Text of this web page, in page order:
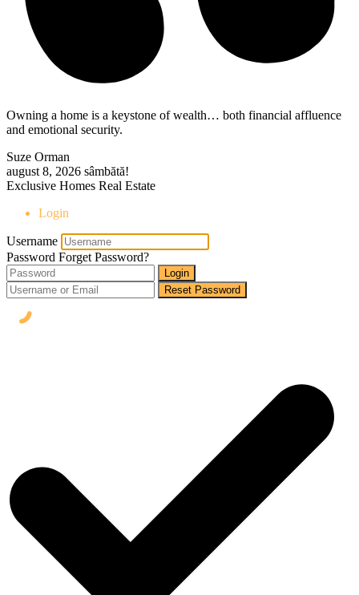
Owning a home is a keystone of wealth… both financial affluence
and emotional security.
Suze Orman
august 8, 2026 sâmbătă!
Exclusive Homes Real Estate
Login
Username
Password Forget Password?
Login
Reset Password